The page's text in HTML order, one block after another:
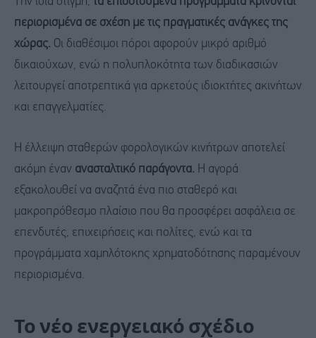
περιορισμένα σε σχέση με τις πραγματικές ανάγκες της
χώρας. Οι διαθέσιμοι πόροι αφορούν μικρό αριθμό
δικαιούχων, ενώ η πολυπλοκότητα των διαδικασιών
λειτουργεί αποτρεπτικά για αρκετούς ιδιοκτήτες ακινήτων
και επαγγελματίες.
Η έλλειψη σταθερών φορολογικών κινήτρων αποτελεί
ακόμη έναν ανασταλτικό παράγοντα. Η αγορά
εξακολουθεί να αναζητά ένα πιο σταθερό και
μακροπρόθεσμο πλαίσιο που θα προσφέρει ασφάλεια σε
επενδυτές, επιχειρήσεις και πολίτες, ενώ και τα
προγράμματα χαμηλότοκης χρηματοδότησης παραμένουν
περιορισμένα.
Το νέο ενεργειακό σχέδιο